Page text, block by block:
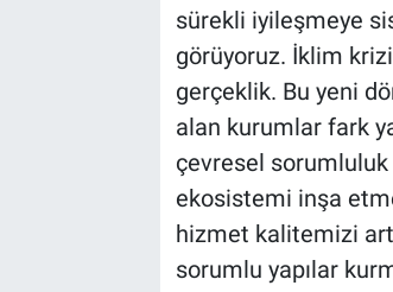
sürekli iyileşmeye
görüyoruz. İklim
gerçeklik. Bu yeni
alan kurumlar fark
çevresel
ekosistemi inşa
hizmet kalitemizi
sorumlu yapılar